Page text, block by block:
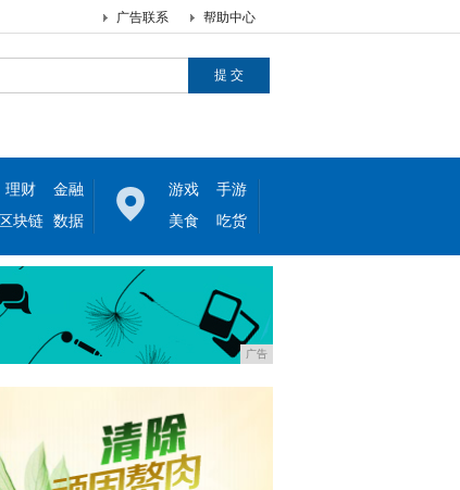
帮助中心
广告联系
理财
金融
区块链 数据
游戏
手游
美食
吃货
广告